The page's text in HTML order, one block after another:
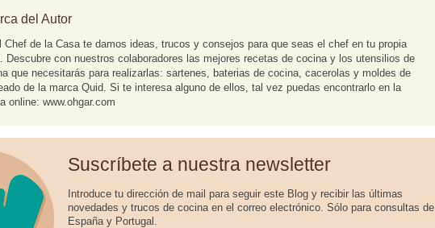
del Autor
Chef de la Casa te damos ideas, trucos y consejos para que seas el chef en tu propia
Descubre con nuestros colaboradores las mejores recetas de cocina y los utensilios de
que necesitarás para realizarlas: sartenes, baterias de cocina, cacerolas y moldes de
de la marca Quid. Si te interesa alguno de ellos, tal vez puedas encontrarlo en la
online: www.ohgar.com
Suscríbete a nuestra newsletter
Introduce tu dirección de mail para seguir este Blog y recibir las últimas
novedades y trucos de cocina en el correo electrónico. Sólo para consultas de
España y Portugal.